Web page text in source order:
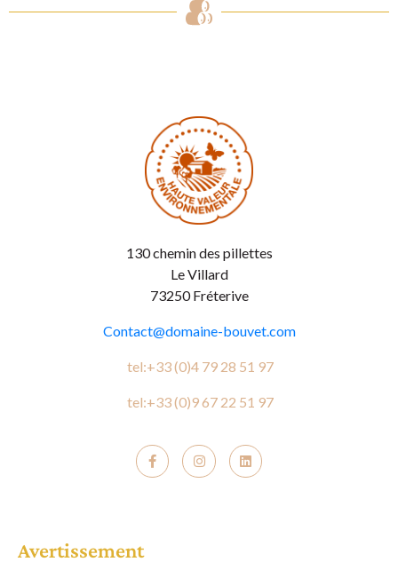
Avertissement
130 chemin des pillettes
Le Villard
73250 Fréterive
Contact@domaine-bouvet.com
tel:+33 (0)4 79 28 51 97
tel:+33 (0)9 67 22 51 97